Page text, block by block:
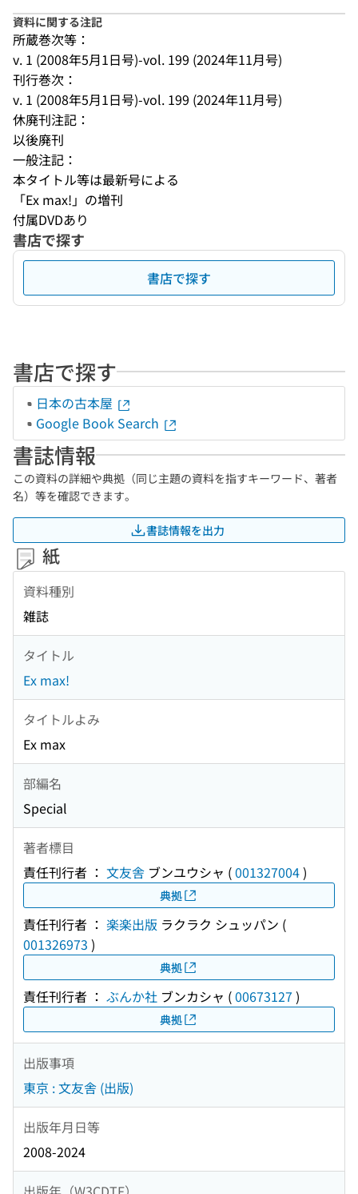
資料に関する注記
所蔵巻次等：
v. 1 (2008年5月1日号)-vol. 199 (2024年11月号)
刊行巻次：
v. 1 (2008年5月1日号)-vol. 199 (2024年11月号)
休廃刊注記：
以後廃刊
一般注記：
本タイトル等は最新号による
「Ex max!」の増刊
付属DVDあり
書店で探す
書店で探す
書店で探す
日本の古本屋
Google Book Search
書誌情報
この資料の詳細や典拠（同じ主題の資料を指すキーワード、著者
名）等を確認できます。
書誌情報を出力
紙
資料種別
雑誌
タイトル
Ex max!
タイトルよみ
Ex max
部編名
Special
著者標目
責任刊行者 ： 文友舎 ブンユウシャ (001327004)
典拠
責任刊行者 ： 楽楽出版 ラクラク シュッパン (
001326973 )
典拠
責任刊行者 ： ぶんか社 ブンカシャ (00673127 )
典拠
出版事項
東京 : 文友舎 (出版)
出版年月日等
2008-2024